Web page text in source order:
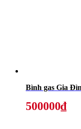
Bình gas Gia
500000₫